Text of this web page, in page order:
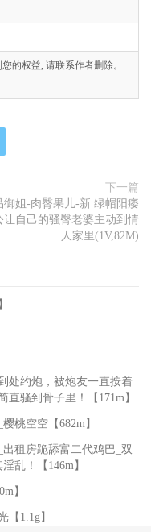
的权益, 请联系作者删除。
下一篇
御姐-肉臀果儿-新 绿帽阳痿
让自己的骚臀老婆主动到情
人家里(1V,82M)
处约炮，被炮友一直按着
骚到骨子里！【171m】
桃空空【682m】
租房跪舔富二代鸡巴_双
乱！【146m】
】
【1.1g】